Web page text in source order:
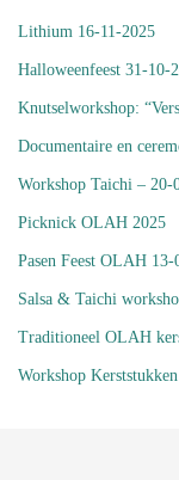
Lithium 16-11-2025
Halloweenfeest 31-10-
Knutselworkshop:
Documentaire en
Workshop Taichi – 20-
Picknick OLAH 2025
Pasen Feest OLAH 13-
Salsa & Taichi
Traditioneel OLAH
Workshop